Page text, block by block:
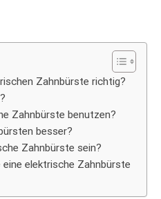
Zahnbürste richtig?
Zahnbürste benutzen?
besser?
Zahnbürste sein?
eine elektrische Zahnbürste